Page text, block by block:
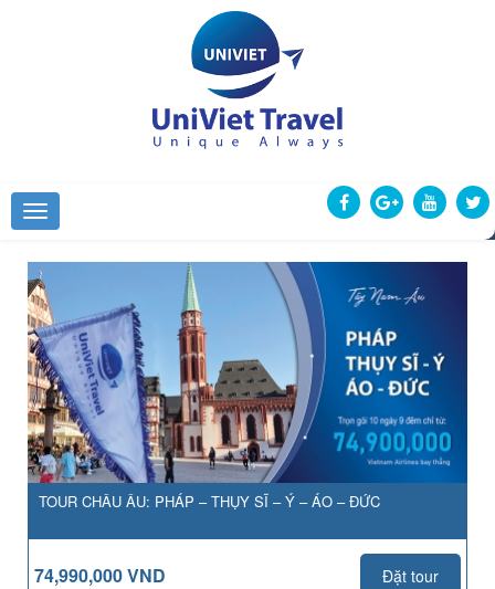
TOUR CHÂU ÂU: PHÁP – THỤY SĨ – Ý – ÁO – ĐỨC
74,990,000 VND
Đặt tour